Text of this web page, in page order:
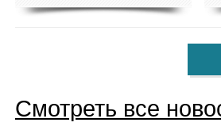
Смотреть все